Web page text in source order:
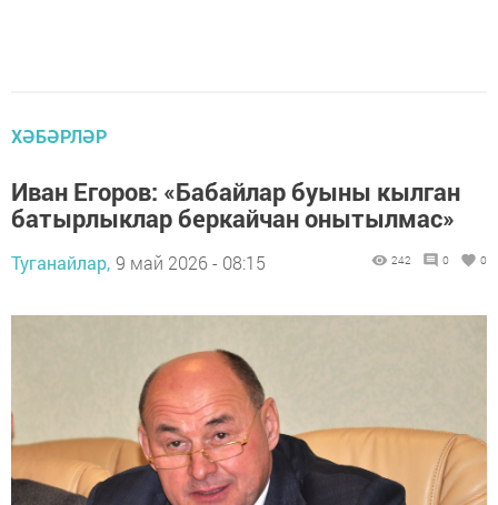
ХӘБӘРЛӘР
Иван Егоров: «Бабайлар буыны кылган
батырлыклар беркайчан онытылмас»
Туганайлар, 9 май 2026 - 08:15 242 0 0